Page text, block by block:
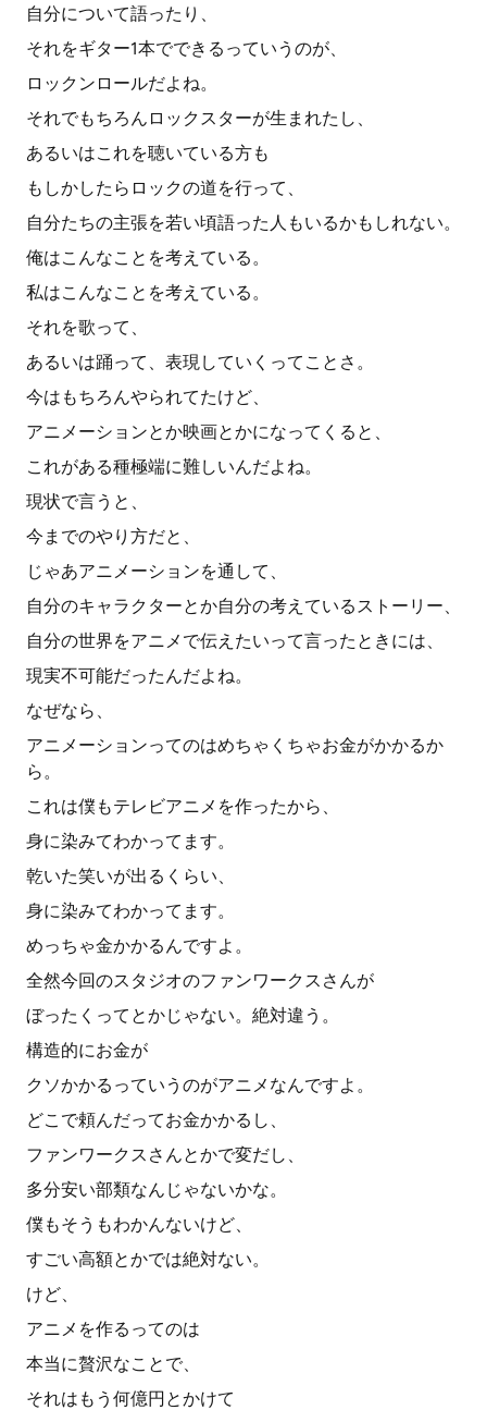
自分について語ったり、
それをギター1本でできるっていうのが、
ロックンロールだよね。
それでもちろんロックスターが生まれたし、
あるいはこれを聴いている方も
もしかしたらロックの道を行って、
自分たちの主張を若い頃語った人もいるかもしれない。
俺はこんなことを考えている。
私はこんなことを考えている。
それを歌って、
あるいは踊って、表現していくってことさ。
今はもちろんやられてたけど、
アニメーションとか映画とかになってくると、
これがある種極端に難しいんだよね。
現状で言うと、
今までのやり方だと、
じゃあアニメーションを通して、
自分のキャラクターとか自分の考えているストーリー、
自分の世界をアニメで伝えたいって言ったときには、
現実不可能だったんだよね。
なぜなら、
アニメーションってのはめちゃくちゃお金がかかるか
ら。
これは僕もテレビアニメを作ったから、
身に染みてわかってます。
乾いた笑いが出るくらい、
身に染みてわかってます。
めっちゃ金かかるんですよ。
全然今回のスタジオのファンワークスさんが
ぼったくってとかじゃない。絶対違う。
構造的にお金が
クソかかるっていうのがアニメなんですよ。
どこで頼んだってお金かかるし、
ファンワークスさんとかで変だし、
多分安い部類なんじゃないかな。
僕もそうもわかんないけど、
すごい高額とかでは絶対ない。
けど、
アニメを作るってのは
本当に贅沢なことで、
それはもう何億円とかけて